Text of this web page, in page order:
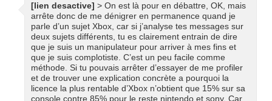
[lien desactive] > On est là pour en débattre, OK, mais
arrête donc de me dénigrer en permanence quand je
parle d’un sujet Xbox, car si j’analyse tes messages sur
deux sujets différents, tu es clairement entrain de dire
que je suis un manipulateur pour arriver à mes fins et
que je suis complotiste. C’est un peu facile comme
méthode. Si tu pouvais arrêter d’essayer de me profiler
et de trouver une explication concrète a pourquoi la
licence la plus rentable d’Xbox n’obtient que 15% sur sa
console contre 85% pour le reste nintendo et sony. Car